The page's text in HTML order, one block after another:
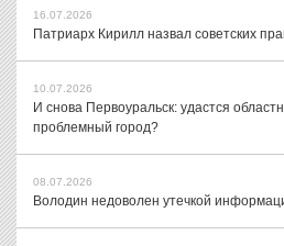
16.07.2026
Патриарх Кирилл назвал советских
10.07.2026
И снова Первоуральск: удастся
проблемный город?
08.07.2026
Володин недоволен утечкой